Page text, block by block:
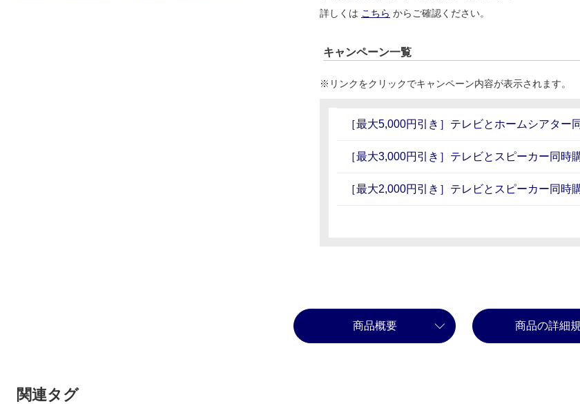
詳しくは こちら からご確認ください。
キャンペーン一覧
※リンクをクリックでキャンペーン内容が表示されます。
［最大5,000円引き］テレビとホームシアター
［最大3,000円引き］テレビとスピーカー同時
［最大2,000円引き］テレビとスピーカー同時
商品概要 商品の詳細
関連タグ